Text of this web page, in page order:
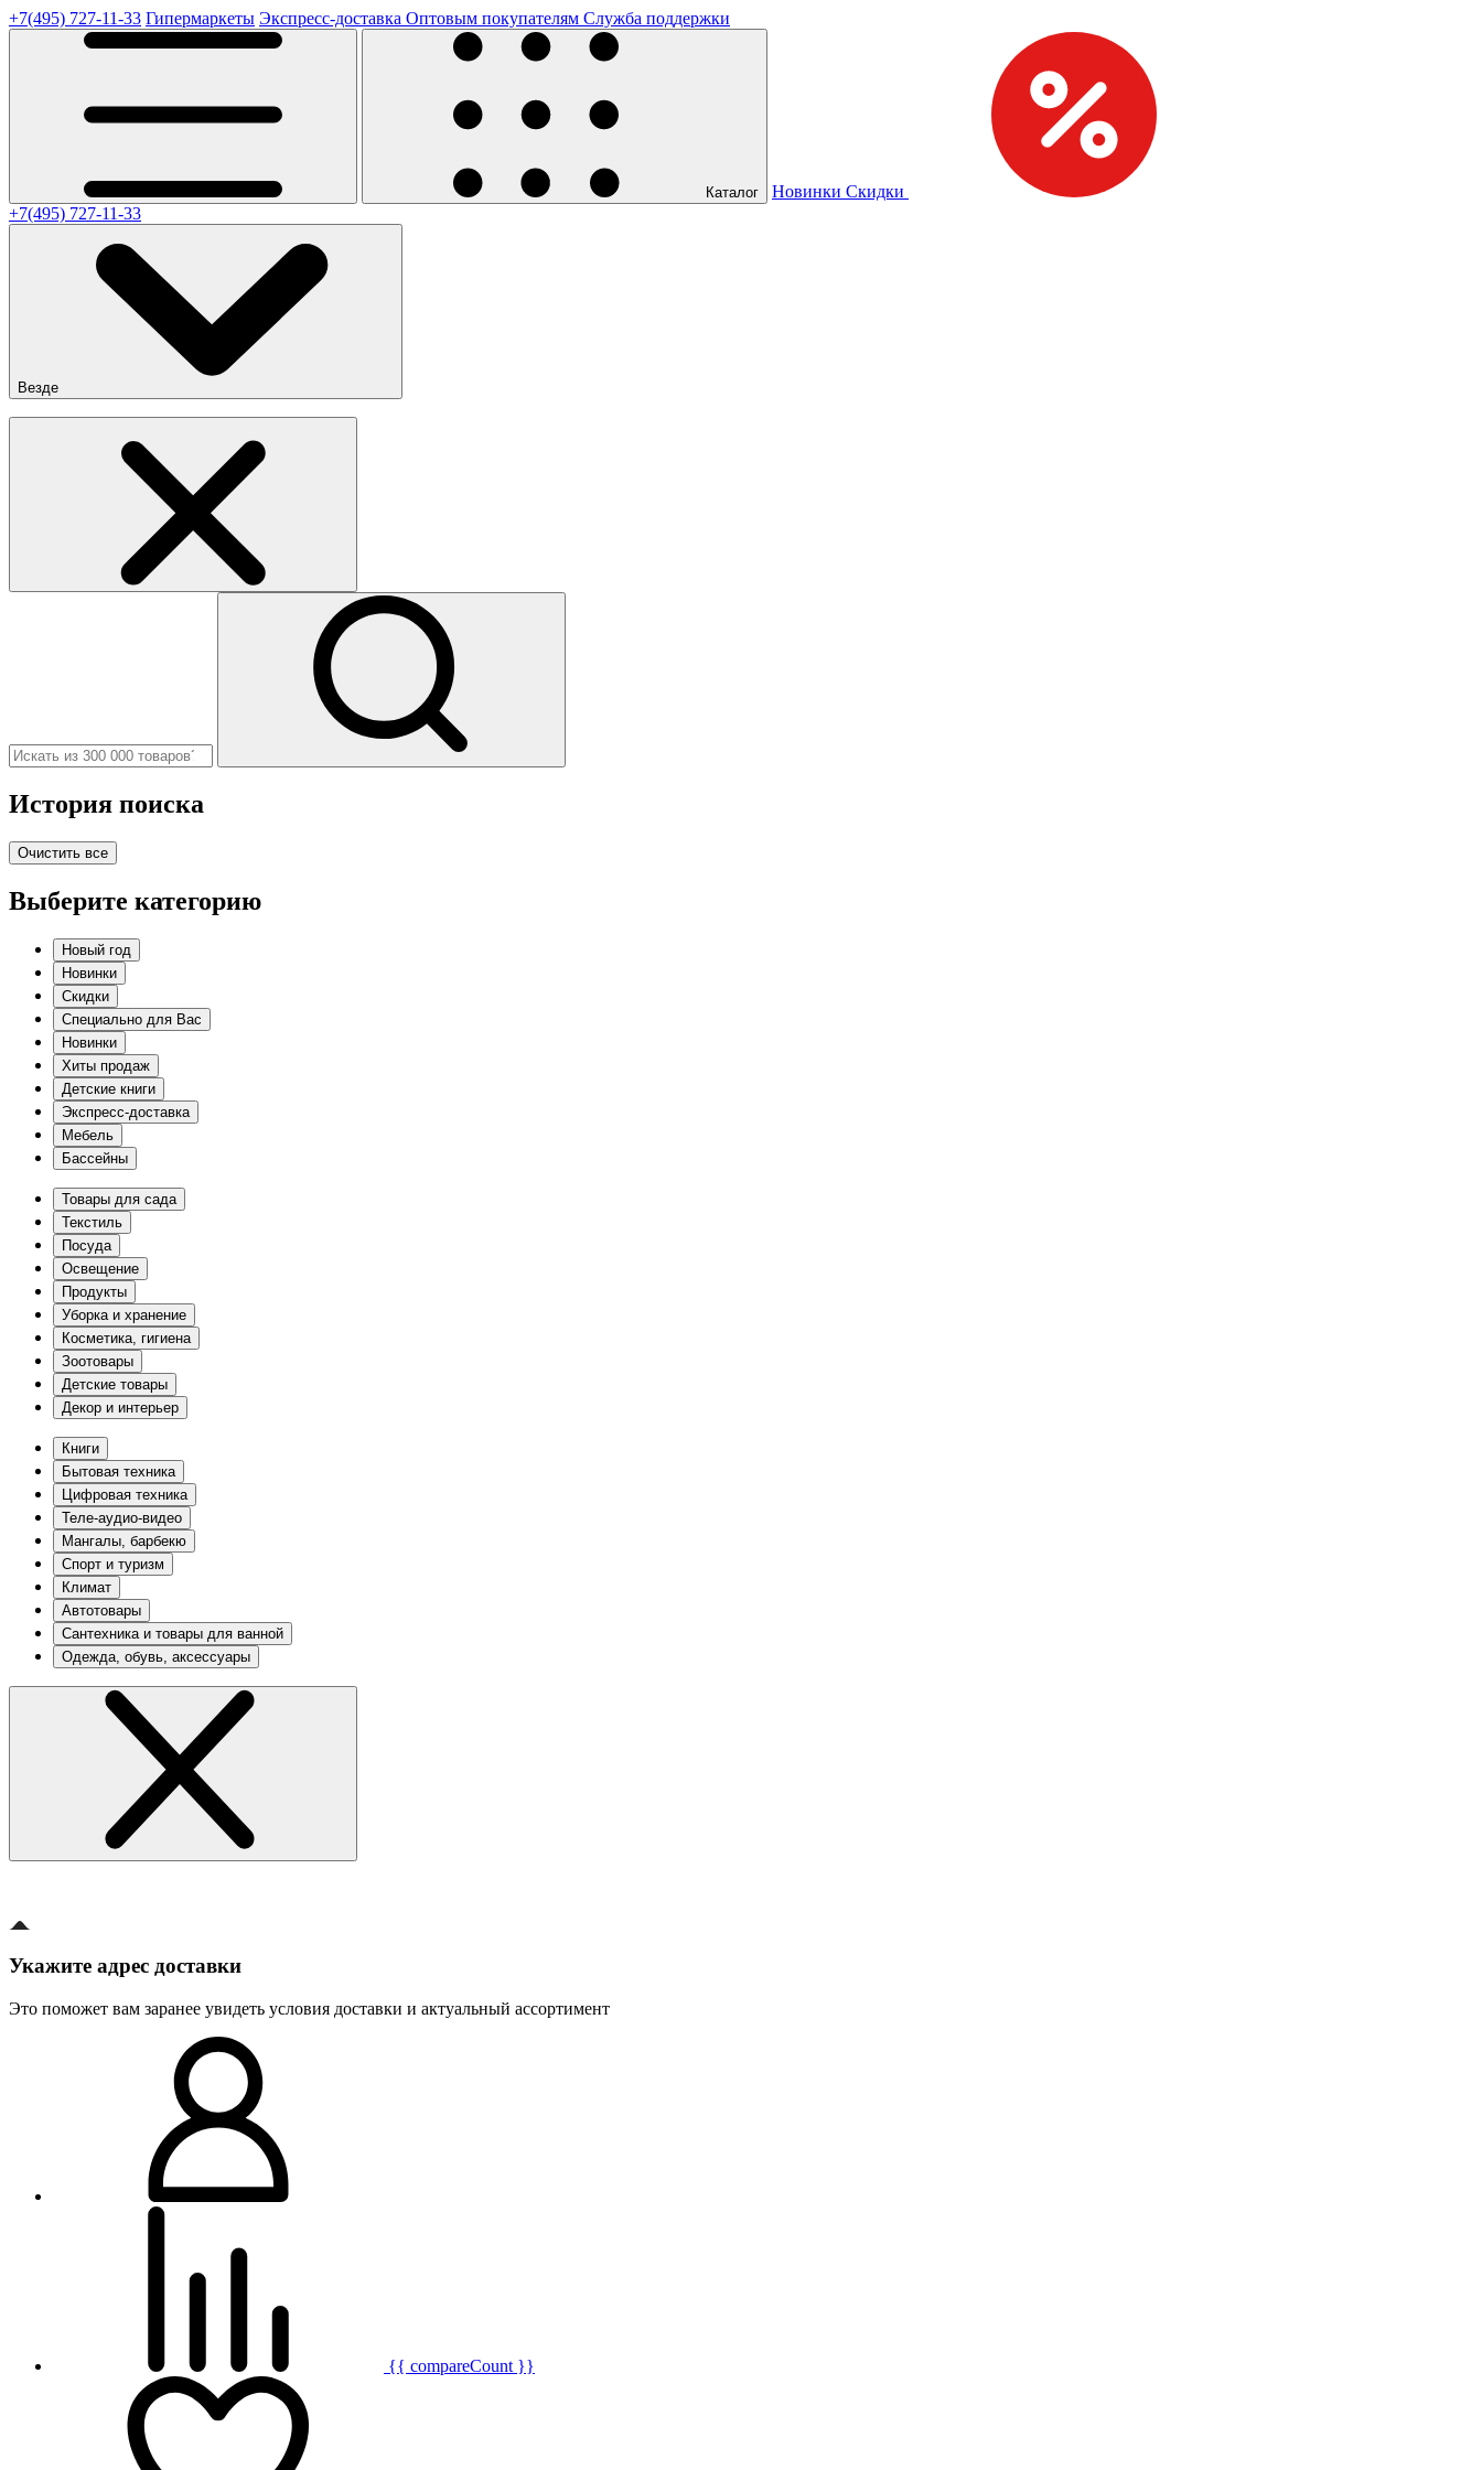
+7(495) 727-11-33 Гипермаркеты Экспресс-доставка Оптовым покупателям Служба поддержки
Каталог Новинки Скидки
+7(495) 727-11-33
Везде
История поиска
Очистить все
Выберите категорию
Новый год
Новинки
Скидки
Специально для Вас
Новинки
Хиты продаж
Детские книги
Экспресс-доставка
Мебель
Бассейны
Товары для сада
Текстиль
Посуда
Освещение
Продукты
Уборка и хранение
Косметика, гигиена
Зоотовары
Детские товары
Декор и интерьер
Книги
Бытовая техника
Цифровая техника
Теле-аудио-видео
Мангалы, барбекю
Спорт и туризм
Климат
Автотовары
Сантехника и товары для ванной
Одежда, обувь, аксессуары
Укажите адрес доставки
Это поможет вам заранее увидеть условия доставки и актуальный ассортимент
{{ compareCount }}